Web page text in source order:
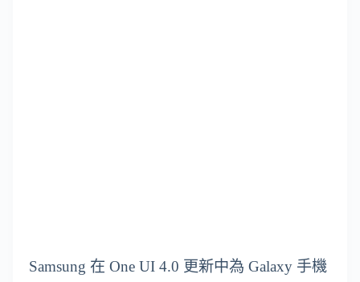
Samsung 在 One UI 4.0 更新中為 Galaxy 手機